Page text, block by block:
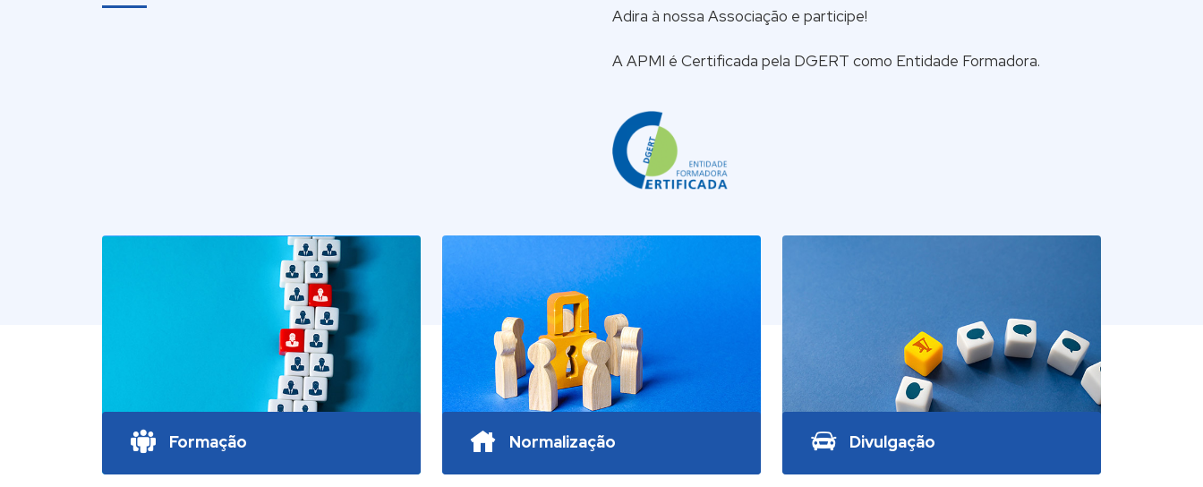
Adira à nossa Associação e participe!
A APMI é Certificada pela DGERT como Entidade Formadora.
Formação Normalização Divulgação